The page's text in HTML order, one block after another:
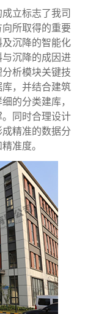
立标志了我司
所取得的重要
沉降的智能化
沉降的成因进
析模块关键技
，并结合建筑
的分类建库，
同时合理设计
精准的数据分
准度。